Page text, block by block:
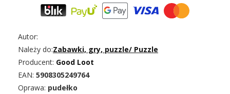
Autor:
Należy do:Zabawki, gry, puzzle/ Puzzle
Producent: Good Loot
EAN: 5908305249764
Oprawa: pudełko